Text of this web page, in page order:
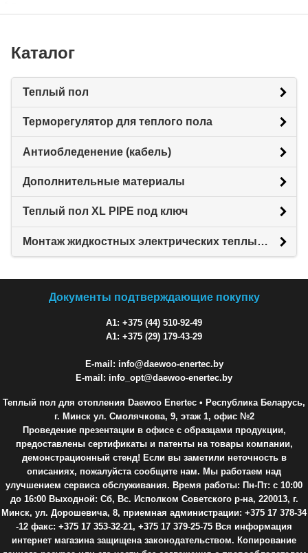
Каталог
Теплый пол
Терморегулятор для теплого пола
Антиобледенение (кабель)
Дополнительные материалы
Теплый пол XL PIPE под ключ
Монтаж жидкостных электрических теплых полов XL PIPE
Документы подтверждающие покупку
A1: +375 (44) 510-92-49
A1: +375 (29) 179-43-29
E-mail: info@daewoo-enertec.by
E-mail: info_opt@daewoo-enertec.by
Теплый пол для отопления Daewoo Enertec • Республика Беларусь,
г. Минск ул. Смолячкова, 9, этаж 1, офис №2
Проведение презентации в офисе с образцами продукции,
предоставлены сертификаты и патенты на товары компании,
демонстрационный стенд! Если вы заметили неточность в
описаниях, пожалуйста сообщите нам. Мы работаем над
улучшением сервиса обслуживания. Время работы: Пн-Пт: с 10:00
до 16:00 Выходной: Сб, Вс. Исполком Советского р-на, 220013, г.
Минск, ул. Дорошевича, 8, приемная администрации: +375 17 378-34
-12 факс: +375 17 353-32-21, +375 17 379-25-75 Вся информация
интернет магазина защищена законодательством. Копирование